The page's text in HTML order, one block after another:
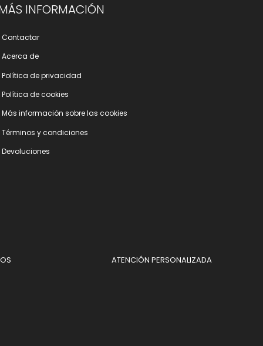
INFORMACIÓN
Contactar
Acerca de
Polí­tica de privacidad
Polí­tica de cookies
Más información sobre las cookies
Términos y condiciones
Devoluciones
ATENCIÓN PERSONALIZADA